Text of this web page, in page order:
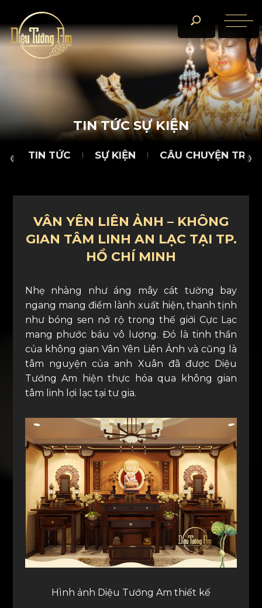
TIN TỨC CÂU CHUYỆN TRÀ ĐÀM
TIN TỨC SỰ KIỆN
TIN TỨC SỰ KIỆN CÂU CHUYỆN TRÀ
VÂN YÊN LIÊN ẢNH – KHÔNG
GIAN TÂM LINH AN LẠC TẠI TP.
HỒ CHÍ MINH
Nhẹ nhàng như áng mây cát tường bay
ngang mang điềm lành xuất hiện, thanh tịnh
như bóng sen nở rộ trong thế giới Cực Lạc
mang phước báu vô lượng. Đó là tinh thần
của không gian Vân Yên Liên Ảnh và cũng là
tâm nguyện của anh Xuân đã được Diệu
Tướng Am hiện thực hóa qua không gian
tâm linh lợi lạc tại tư gia.
Hình ảnh Diệu Tướng Am thiết kế